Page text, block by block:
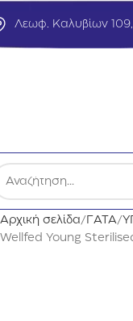
Λεωφ. Καλυβίων
Αρχική σελίδα ΓΑΤΑ
Wellfed Young